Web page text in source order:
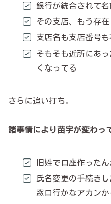
銀行が統合されて
その支店、もう存
支店名も支店番号も
そもそも近所にあ
くなってる
さらに追い打ち。
諸事情により苗字が変わっ
旧姓で口座作ったん
氏名変更の手続き
窓口行かなアカンか